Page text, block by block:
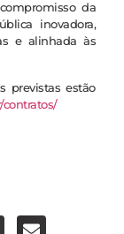
da
inovadora,
e alinhada às
previstas estão
contratos/